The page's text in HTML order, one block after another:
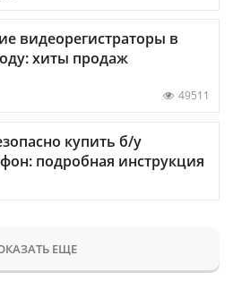
видеорегистраторы в
хиты продаж
49511
купить б/у
подробная инструкция
ЕЩЕ